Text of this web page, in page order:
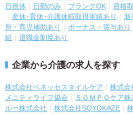
日祝休
日勤のみ ブランクOK 資格
産休･育休･介護休暇取得実績あり
新
所・育児補助あり
ボーナス・賞与あり
給
退職金制度あり
企業から介護の求人を探す
株式会社ベネッセスタイルケア 株式会
メニティライフ協会
ＳＯＭＰＯケア株
ルー株式会社
株式会社SOYOKAZE